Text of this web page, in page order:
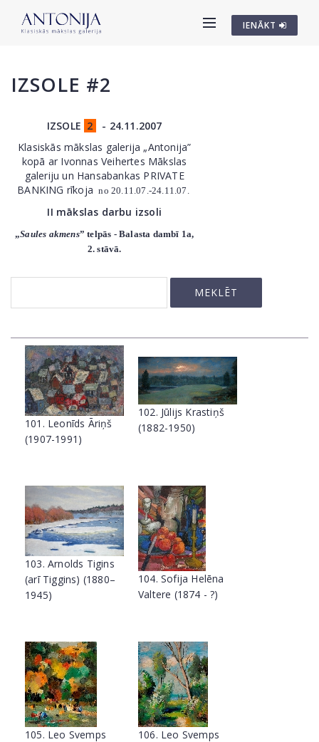
IENĀKT
IZSOLE #2
IZSOLE 2
- 24.11.2007
Klasiskās mākslas galerija „Antonija”
kopā ar Ivonnas Veihertes Mākslas
galeriju un Hansabankas PRIVATE
BANKING rīkoja no 20.11.07.-24.11.07.
II mākslas darbu izsoli
„Saules akmens” telpās - Balasta dambī 1a,
2. stāvā.
101. Leonīds Āriņš
(1907-1991)
102. Jūlijs Krastiņš
(1882-1950)
103. Arnolds Tigins
(arī Tiggins) (1880–
1945)
104. Sofija Helēna
Valtere (1874 - ?)
105. Leo Svemps
106. Leo Svemps